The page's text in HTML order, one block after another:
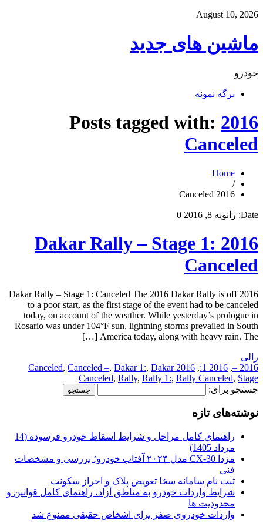
August 10, 2026
ماشین های جدید
خودرو
برگه نمونه
Posts tagged with: 2016
Canceled
Home
/
2016 Canceled
Date: ژانویه 8, 2016 0
2016 Dakar Rally – Stage 1:
Canceled
2016 Dakar Rally – Stage 1: Canceled The 2016 Dakar Rally is off
to a poor start, as the first stage of the event had to be canceled
today, on account of the weather. While yesterday’s prologue in
Rosario was under 104°F sun, lightning storms prevailed in South
America today, along with heavy rain. The […]
رالی
2016 –
,
2016 1:
,
2016 Canceled
, Canceled –, Dakar 1:, Dakar
Canceled, Rally, Rally 1:, Rally Canceled, Stage
جستجو برای:
نوشته‌های تازه
راهنمای کامل مراحل و شرایط اسقاط خودرو فرسوده (14
مرداد 1405)
مزدا CX-30 مدل ۲۰۲۴ آفتاب خودرو؛ بررسی و مشخصات
فنی
ثبت نام سامانه سخا تعویض پلاک و احراز سکونت
شرایط واردات خودرو به مناطق آزاد، راهنمای کامل قوانین و
محدودیت ها
واردات خودروی صفر برای اشخاص حقیقی ممنوع شد